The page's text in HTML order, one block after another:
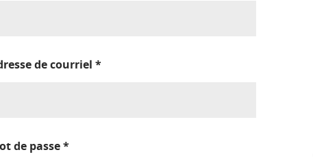
de courriel *
de passe*